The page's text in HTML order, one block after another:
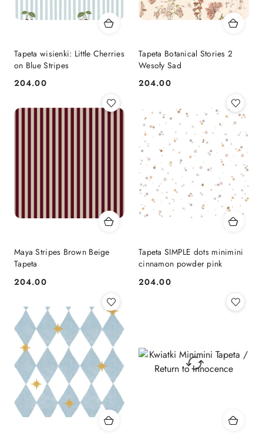
Tapeta wisienki: Little Cherries
on Blue Stripes
Cena:
204.00
Tapeta Botanical Stories 2
Wesoły Sad
Cena:
204.00
Maya Stripes Brown Beige
Tapeta
Cena:
204.00
Tapeta SIMPLE dots minimini
cinnamon powder pink
Cena:
204.00